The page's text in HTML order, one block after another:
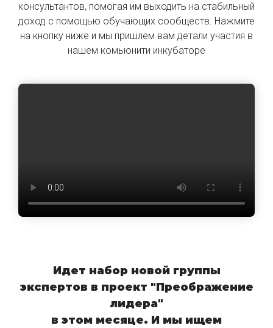
консультантов, помогая им выходить на стабильный
доход с помощью обучающих сообществ. Нажмите
на кнопку ниже и мы пришлем вам детали участия в
нашем комьюнити инкубаторе
Идет набор новой группы
экспертов в проект "Преображение
лидера"
в этом месяце. И мы ищем